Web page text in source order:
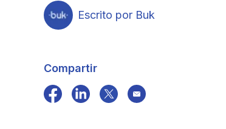
Escrito por Buk
Compartir